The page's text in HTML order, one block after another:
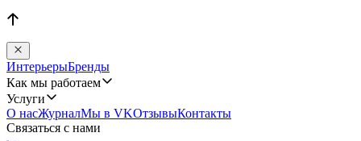
ИнтерьерыБренды
Как мы работаем
Услуги
О насЖурналМы в VKОтзывыКонтакты
Связаться с нами